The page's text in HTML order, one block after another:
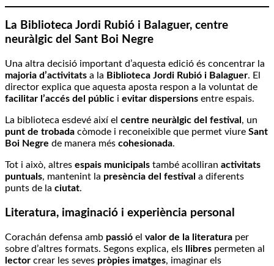
La Biblioteca Jordi Rubió i Balaguer, centre
neuràlgic del Sant Boi Negre
Una altra decisió important d’aquesta edició és concentrar la
majoria d’activitats a la Biblioteca Jordi Rubió i Balaguer. El
director explica que aquesta aposta respon a la voluntat de
facilitar l’accés del públic i evitar dispersions entre espais.
La biblioteca esdevé així el centre neuràlgic del festival , un
punt de trobada còmode i reconeixible que permet viure Sant
Boi Negre de manera més cohesionada.
Tot i això, altres espais municipals també acolliran activitats
puntuals, mantenint la presència del festival a diferents
punts de la ciutat.
Literatura, imaginació i experiència personal
Corachán defensa amb passió el valor de la literatura per
sobre d’altres formats. Segons explica, els llibres permeten al
lector crear les seves pròpies imatges, imaginar els